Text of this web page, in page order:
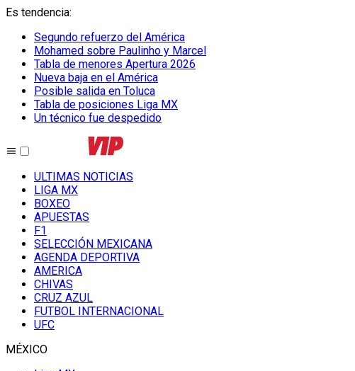
Es tendencia:
Segundo refuerzo del América
Mohamed sobre Paulinho y Marcel
Tabla de menores Apertura 2026
Nueva baja en el América
Posible salida en Toluca
Tabla de posiciones Liga MX
Un técnico fue despedido
ULTIMAS NOTICIAS
LIGA MX
BOXEO
APUESTAS
F1
SELECCIÓN MEXICANA
AGENDA DEPORTIVA
AMERICA
CHIVAS
CRUZ AZUL
FUTBOL INTERNACIONAL
UFC
MÉXICO